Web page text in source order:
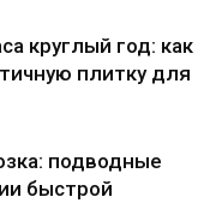
круглый год: как
плитку для
подводные
быстрой